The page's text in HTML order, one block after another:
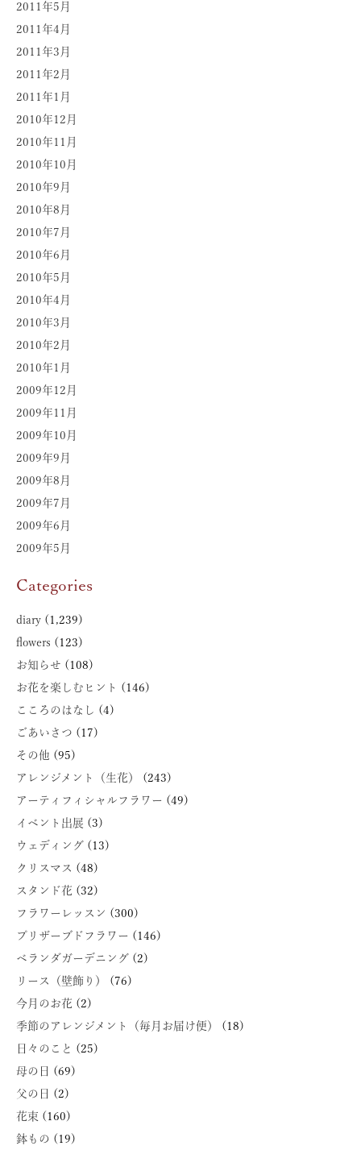
2011年5月
2011年4月
2011年3月
2011年2月
2011年1月
2010年12月
2010年11月
2010年10月
2010年9月
2010年8月
2010年7月
2010年6月
2010年5月
2010年4月
2010年3月
2010年2月
2010年1月
2009年12月
2009年11月
2009年10月
2009年9月
2009年8月
2009年7月
2009年6月
2009年5月
Categories
diary (1,239)
flowers (123)
お知らせ (108)
お花を楽しむヒント
(146)
こころのはなし (4)
ごあいさつ (17)
その他 (95)
アレンジメント（生花）
(243)
アーティフィシャルフラワー (49)
イベント出展 (3)
ウェディング (13)
クリスマス (48)
スタンド花 (32)
フラワーレッスン (300)
プリザーブドフラワー (146)
ベランダガーデニング (2)
リース（壁飾り）
(76)
今月のお花 (2)
季節のアレンジメント（毎月お届け便）
(18)
日々のこと
(25)
母の日
(69)
父の日
(2)
花束 (160)
鉢もの (19)